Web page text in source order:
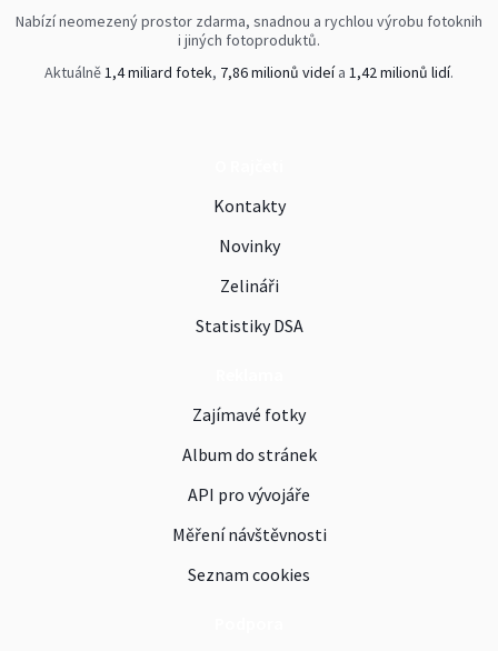
Nabízí neomezený prostor zdarma, snadnou a rychlou výrobu fotoknih
i jiných fotoproduktů.
Aktuálně1,4 miliard fotek, 7,86 milionů videía 1,42 milionů lidí.
Kontakty
Novinky
Zelináři
Statistiky DSA
Zajímavé fotky
Album do stránek
API pro vývojáře
Měření návštěvnosti
Seznam cookies